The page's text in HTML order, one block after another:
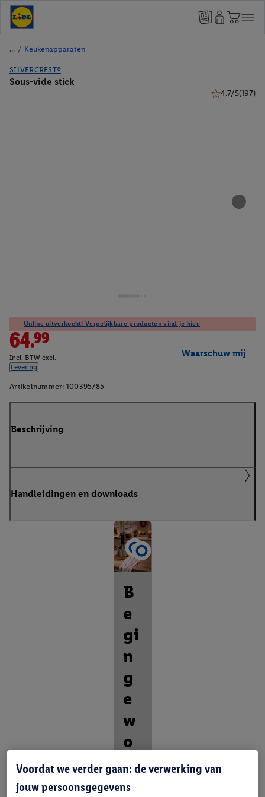
/ Keukenapparaten
SILVERCREST®
Sous-vide stick
4.7/5(197)
Online uitverkocht! Vergelijkbare producten vind je hier.
64.99
Incl. BTW excl.
Levering
Waarschuw mij
Artikelnummer: 100395785
Beschrijving
Handleidingen en downloads
B
e
gi
n
g
e
w
o
o
n.
Voordat we verder gaan: de verwerking van
jouw persoonsgegevens